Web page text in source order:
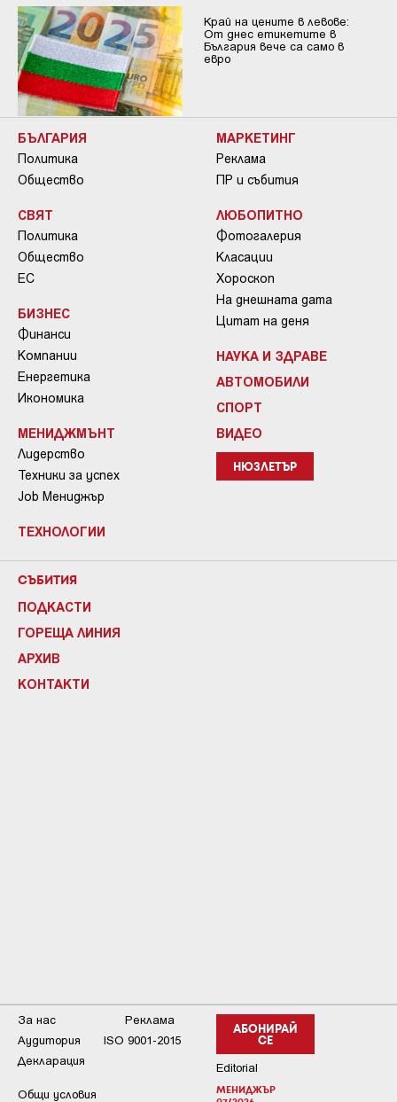
Край на цените в левове:
От днес етикетите в
България вече са само в
евро
БЪЛГАРИЯ
Политика
Общество
СВЯТ
Политика
Общество
ЕС
БИЗНЕС
Финанси
Компании
Енергетика
Икономика
МЕНИДЖМЪНТ
Лидерство
Техники за успех
Job Мениджър
ТЕХНОЛОГИИ
МАРКЕТИНГ
Реклама
ПР и събития
ЛЮБОПИТНО
Фотогалерия
Класации
Хороскоп
На днешната дата
Цитат на деня
НАУКА И ЗДРАВЕ
АВТОМОБИЛИ
СПОРТ
ВИДЕО
НЮЗЛЕТЪР
СЪБИТИЯ
ПОДКАСТИ
ГОРЕЩА ЛИНИЯ
АРХИВ
КОНТАКТИ
АБОНИРАЙ
СЕ
Editorial
МЕНИДЖЪР
За нас
Реклама
Аудитория
ISO 9001-2015
Декларация
Общи условия